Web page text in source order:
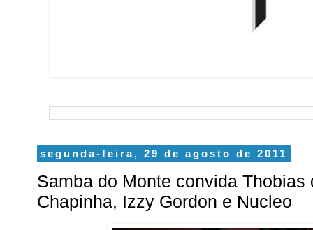
segunda-feira, 29 de agosto de 2011
Samba do Monte convida Thobias
Chapinha, Izzy Gordon e Nucleo